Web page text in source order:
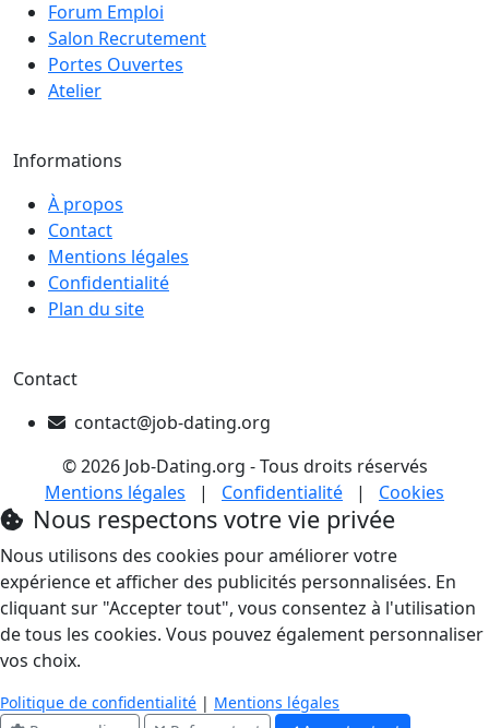
Forum Emploi
Salon Recrutement
Portes Ouvertes
Atelier
Informations
À propos
Contact
Mentions légales
Confidentialité
Plan du site
Contact
contact@job-dating.org
© 2026 Job-Dating.org - Tous droits réservés
Mentions légales
| Confidentialité | Cookies
Nous respectons votre vie privée
Nous utilisons des cookies pour améliorer votre
expérience et afficher des publicités personnalisées. En
cliquant sur "Accepter tout", vous consentez à l'utilisation
de tous les cookies. Vous pouvez également personnaliser
vos choix.
Politique de confidentialité | Mentions légales